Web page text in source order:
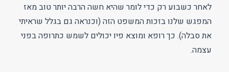
לאחר כשבוע רק כדי לומר שהיא חשה הרבה יותר טוב מאז
המפגש שלנו בזכות המשפט הזה (וכנראה גם בגלל שראיתי
את סבלה). כך רופא ומוצא פיו יכולים לשמש כתרופה בפני
עצמה.